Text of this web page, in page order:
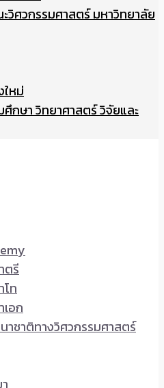
วิศวกรรมศาสตร์ มหาวิทยาลัย
ใหม่
กษา วิทยาศาสตร์ วิจัยและ
รี
ท
อก
าชาติทางวิศวกรรมศาสตร์